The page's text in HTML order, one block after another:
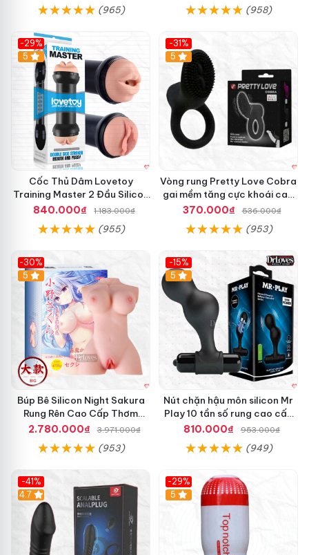
(965) (958)
-29%
Hot
5
Cốc Thủ Dâm Lovetoy
Training Master 2 Đầu Silicon
Mềm Mại Tiện Lợi
840.000₫ 1.183.000₫
(955)
-31%
5
Vòng rung Pretty Love Cobra
gai mềm tăng cực khoái cao
cấp chính hãng
370.000₫ 536.000₫
(953)
-30%
Hot
5
Búp Bê Silicon Night Sakura
Rung Rên Cao Cấp Thơm
Mượt
2.780.000₫ 3.971.000₫
(953)
-15%
Hot
5
Nút chặn hậu môn silicon Mr
Play 10 tần số rung cao cấp
tăng khoái cảm
810.000₫ 953.000₫
(949)
-41%
Hot
4.7
-29%
5